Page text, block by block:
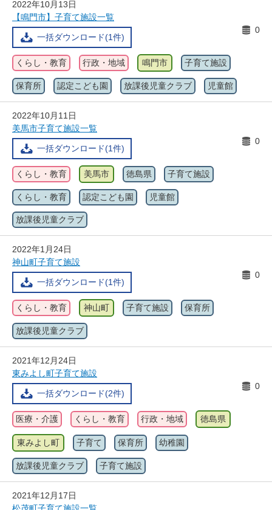
2022年10月13日
【鳴門市】子育て施設一覧
一括ダウンロード(1件)
0
くらし・教育 行政・地域 鳴門市 子育て施設
保育所 認定こども園 放課後児童クラブ 児童館
2022年10月11日
美馬市子育て施設一覧
一括ダウンロード(1件)
0
くらし・教育 美馬市 徳島県 子育て施設
くらし・教育 認定こども園 児童館
放課後児童クラブ
2022年1月24日
神山町子育て施設
一括ダウンロード(1件)
0
くらし・教育 神山町 子育て施設 保育所
放課後児童クラブ
2021年12月24日
東みよし町子育て施設
一括ダウンロード(2件)
0
医療・介護 くらし・教育 行政・地域 徳島県
東みよし町 子育て 保育所 幼稚園
放課後児童クラブ 子育て施設
2021年12月17日